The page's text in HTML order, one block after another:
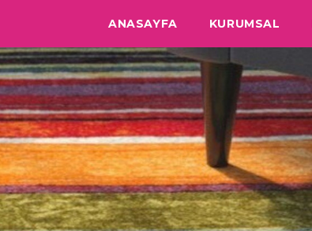
ANASAYFA KURUMSAL